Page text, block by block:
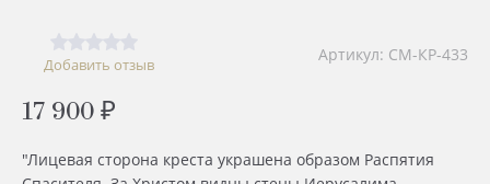
Добавить отзыв Артикул: СМ-КР-433
17 900 ₽
"Лицевая сторона креста украшена образом Распятия